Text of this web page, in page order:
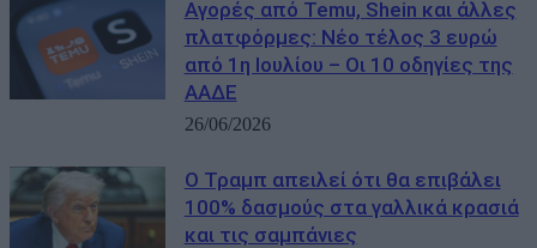
Αγορές από Temu, Shein και άλλες
πλατφόρμες: Νέο τέλος 3 ευρώ
από 1η Ιουλίου – Οι 10 οδηγίες της
ΑΑΔΕ
26/06/2026
Ο Τραμπ απειλεί ότι θα επιβάλει
100% δασμούς στα γαλλικά κρασιά
και τις σαμπάνιες